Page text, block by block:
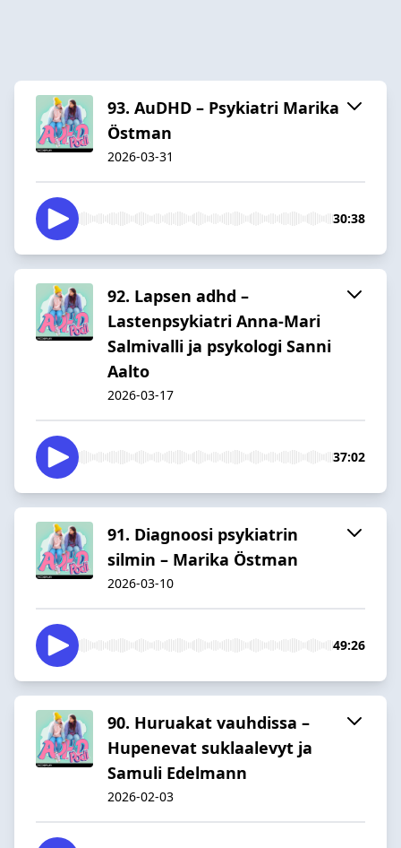
93. AuDHD – Psykiatri Marika
Östman
2026-03-31
30:38
92. Lapsen adhd –
Lastenpsykiatri Anna-Mari
Salmivalli ja psykologi Sanni
Aalto
2026-03-17
37:02
91. Diagnoosi psykiatrin
silmin – Marika Östman
2026-03-10
49:26
90. Huruakat vauhdissa –
Hupenevat suklaalevyt ja
Samuli Edelmann
2026-02-03